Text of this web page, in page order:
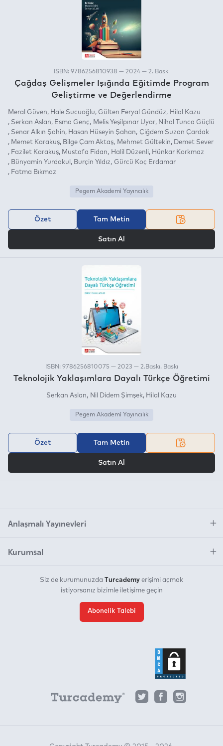
ISBN: 9786256810938 — 2024 — 2. Baskı
Çağdaş Gelişmeler Işığında Eğitimde Program
Geliştirme ve Değerlendirme
Meral Güven Hale Sucuoğlu Gülten Feryal Gündüz
Hilal Kazu
Serkan Aslan
Esma Genç Melis Yeşilpınar Uyar
Nihal Tunca Güçlü
Senar Alkın Şahin
Hasan Hüseyin Şahan
Çiğdem Suzan Çardak
Memet Karakuş
Bilge Çam Aktaş Mehmet Gültekin
Demet Sever
Fazilet Karakuş
Mustafa Fidan Halil Düzenli
Hünkar Korkmaz
Bünyamin Yurdakul
Burçin Yıldız
Gürcü Koç Erdamar
Fatma Bıkmaz
Pegem Akademi Yayıncılık
Özet Tam Metin
Satın Al
ISBN: 9786256810075 — 2023 — 2.Baskı. Baskı
Teknolojik Yaklaşımlara Dayalı Türkçe Öğretimi
Serkan Aslan Nil Didem Şimşek Hilal Kazu
Pegem Akademi Yayıncılık
Özet Tam Metin
Satın Al
Anlaşmalı Yayınevleri
Kurumsal
Siz de kurumunuzda Turcademy erişimi açmak
istiyorsanız bizimle iletişime geçin
Abonelik Talebi